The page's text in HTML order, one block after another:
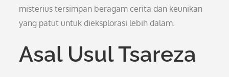
misterius tersimpan beragam cerita dan keunikan
yang patut untuk dieksplorasi lebih dalam.
Asal Usul Tsareza